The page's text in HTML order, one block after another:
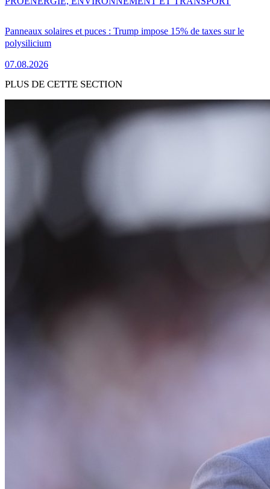
Panneaux solaires et puces : Trump impose 15% de taxes sur le
polysilicium
07.08.2026
PLUS DE CETTE SECTION